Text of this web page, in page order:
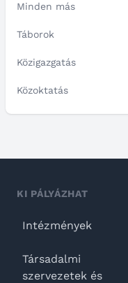
Minden más
Táborok
Közigazgatás
Közoktatás
KI PÁLYÁZHAT
Intézmények
Társadalmi
szervezetek és